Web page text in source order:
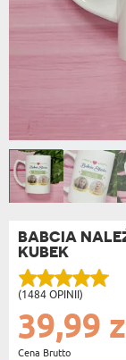
BABCIA
KUBEK
(1484 OPINII)
39,99
Cena Brutto